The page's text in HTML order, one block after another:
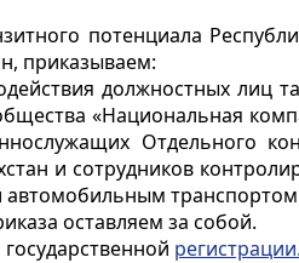
потенциала
приказываем:
должностных лиц
«Национальная
Отдельного
и сотрудников
автомобильным
оставляем за собой.
регистрации.